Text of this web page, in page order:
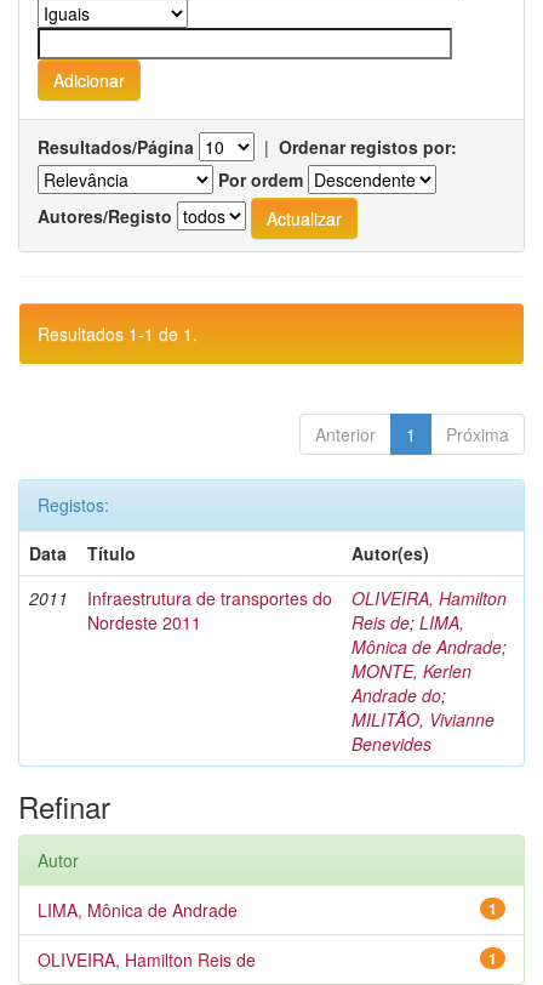
Resultados/Página | Ordenar registos por:
Por ordem
Autores/Registo
Resultados 1-1 de 1.
Anterior 1 Próxima
Registos:
Data
Título
Autor(es)
2011
Infraestrutura de transportes do
Nordeste 2011
OLIVEIRA, Hamilton
Reis de; LIMA,
Mônica de Andrade;
MONTE, Kerlen
Andrade do;
MILITÃO, Vivianne
Benevides
Refinar
Autor
1
LIMA, Mônica de Andrade
1
OLIVEIRA, Hamilton Reis de